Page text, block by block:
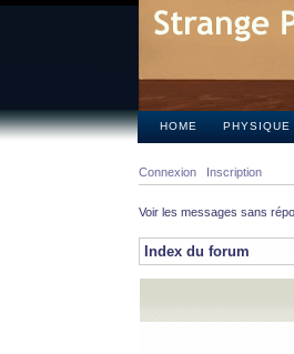
HOME PHYSIQUE
Connexion Inscription
Voir les messages sans
Index du forum